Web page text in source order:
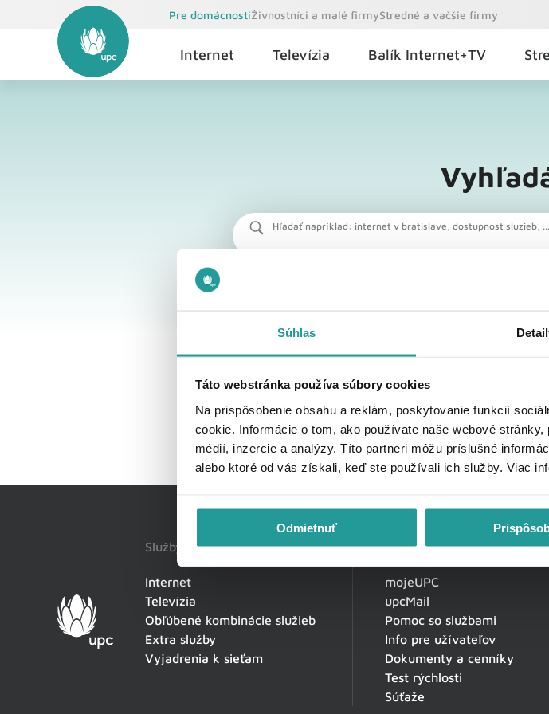
Súhlas
Táto webstránka používa súbory cookies
Na prispôsobenie obsahu a reklám, poskytovanie funkcií
cookie. Informácie o tom, ako používate naše webové
médií, inzercie a analýzy. Títo partneri môžu príslušné
alebo ktoré od vás získali, keď ste používali ich služby. Viac
Odmietnuť
Pre domácnostiŽivnostníci a malé firmyStredné a vačšie firmy
Internet Televízia Balík Internet+TV
Hľadať napríklad: internet v bratislave, dostupnost sluzieb, ...
Služby
Internet
Televízia
Obľúbené kombinácie služieb
Extra služby
Vyjadrenia k sieťam
Zákaznícka zóna
mojeUPC
upcMail
Pomoc so službami
Info pre užívateľov
Dokumenty a cenníky
Test rýchlosti
Súťaže